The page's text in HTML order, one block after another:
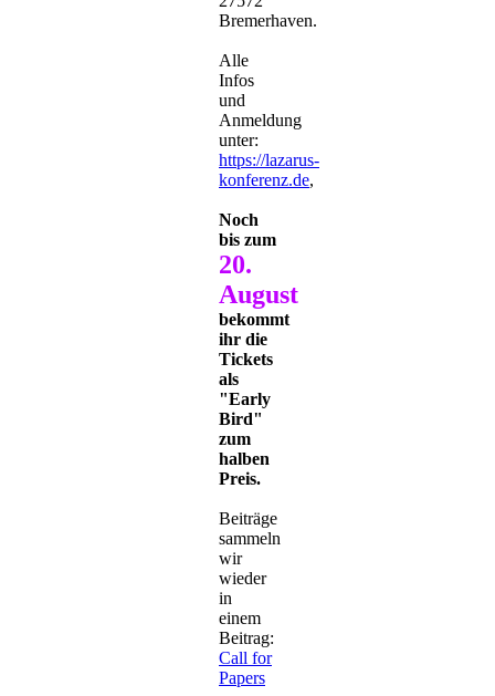
Bremerhaven.
Alle
Infos
und
Anmeldung
unter:
https://lazarus-
konferenz.de,
Noch
bis zum
20.
August
bekommt
ihr die
Tickets
als
"Early
Bird"
zum
halben
Preis.
Beiträge
sammeln
wir
wieder
in
einem
Beitrag:
Call for
Papers